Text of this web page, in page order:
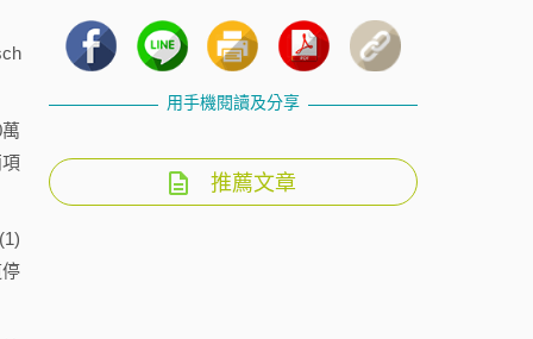
用手機閱讀及分享
推薦文章